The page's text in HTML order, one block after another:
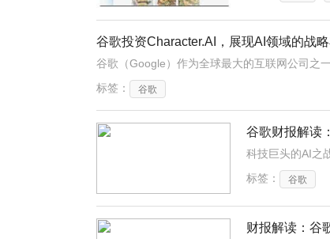
谷歌投资Character.AI，展现AI领域的战
谷歌（Google）作为全球最大的互联网公司之
标签：
谷歌
谷歌财报解读
标签：
谷歌
财报解读：谷